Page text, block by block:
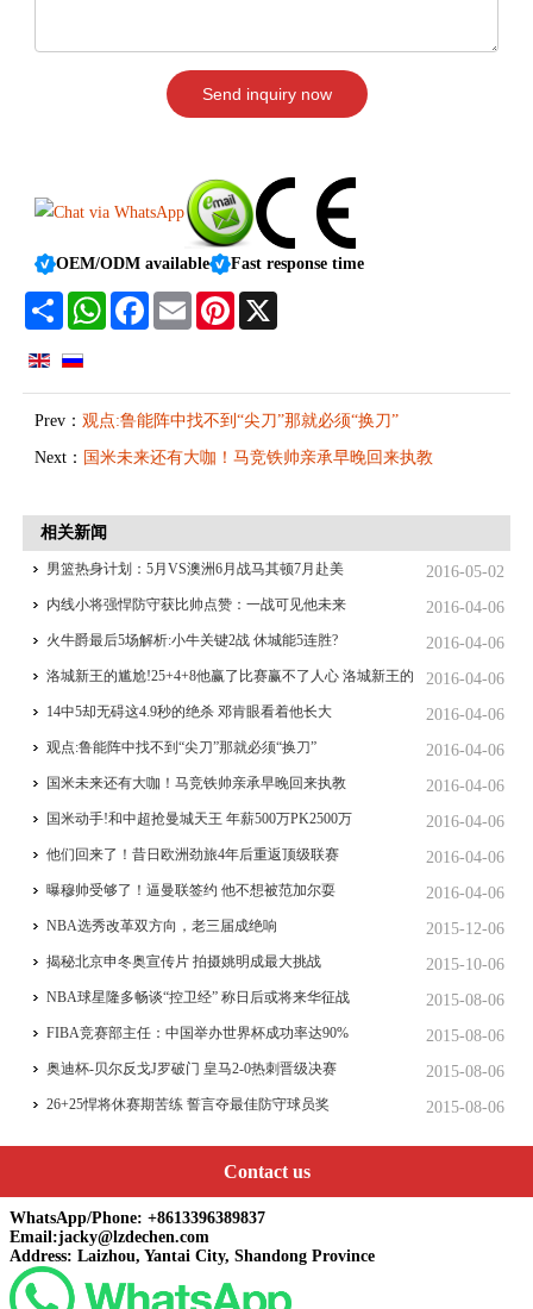
OEM/ODM available Fast response time
Share WhatsAppFacebookEmail Pinterest
X
Prev： 观点:鲁能阵中找不到“尖刀”那就必须“换刀”
Next： 国米未来还有大咖！马竞铁帅亲承早晚回来执教
相关新闻
2016-05-02
男篮热身计划：5月VS澳洲6月战马其顿7月赴美
2016-04-06
内线小将强悍防守获比帅点赞：一战可见他未来
2016-04-06
火牛爵最后5场解析:小牛关键2战 休城能5连胜?
2016-04-06
洛城新王的尴尬!25+4+8他赢了比赛赢不了人心 洛城新王的
尴尬!25+4+8他赢了比赛赢不了人心 2016-04-06
14中5却无碍这4.9秒的绝杀 邓肯眼看着他长大
2016-04-06
观点:鲁能阵中找不到“尖刀”那就必须“换刀”
2016-04-06
国米未来还有大咖！马竞铁帅亲承早晚回来执教
2016-04-06
国米动手!和中超抢曼城天王 年薪500万PK2500万
2016-04-06
他们回来了！昔日欧洲劲旅4年后重返顶级联赛
2016-04-06
曝穆帅受够了！逼曼联签约 他不想被范加尔耍
2015-12-06
NBA选秀改革双方向，老三届成绝响
2015-10-06
揭秘北京申冬奥宣传片 拍摄姚明成最大挑战
2015-08-06
NBA球星隆多畅谈“控卫经” 称日后或将来华征战
2015-08-06
FIBA竞赛部主任：中国举办世界杯成功率达90%
2015-08-06
奥迪杯-贝尔反戈J罗破门 皇马2-0热刺晋级决赛
2015-08-06
26+25悍将休赛期苦练 誓言夺最佳防守球员奖
Contact us
WhatsApp/Phone: +8613396389837
Email:jacky@lzdechen.com
Address: Laizhou, Yantai City, Shandong Province